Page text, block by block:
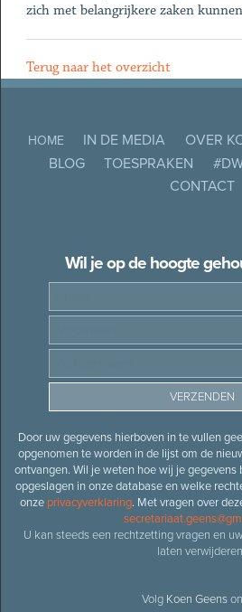
zich met belangrijkere zaken
Terug naar het overzicht
HOME IN DE MEDIA OVER
BLOG
TOESPRAKEN
CONTACT
Wil je op de hoogte
Door uw gegevens hierboven in te vullen
opgenomen te worden in de lijst om de
ontvangen. Wil je weten hoe wij je
opgeslagen in onze database en welke
onze privacyverklaring. Met vragen over
U kan steeds een rechtzetting vragen en
laten
Volg Koen Geens